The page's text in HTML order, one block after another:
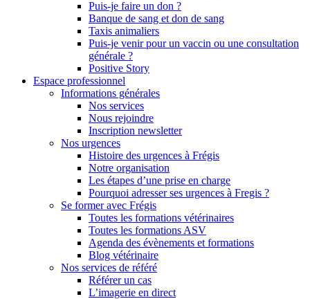
Puis-je faire un don ?
Banque de sang et don de sang
Taxis animaliers
Puis-je venir pour un vaccin ou une consultation
générale ?
Positive Story
Espace professionnel
Informations générales
Nos services
Nous rejoindre
Inscription newsletter
Nos urgences
Histoire des urgences à Frégis
Notre organisation
Les étapes d’une prise en charge
Pourquoi adresser ses urgences à Fregis ?
Se former avec Frégis
Toutes les formations vétérinaires
Toutes les formations ASV
Agenda des évènements et formations
Blog vétérinaire
Nos services de référé
Référer un cas
L’imagerie en direct